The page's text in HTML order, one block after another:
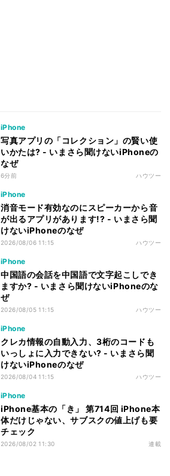
iPhone
写真アプリの「コレクション」の賢い使
いかたは? - いまさら聞けないiPhoneの
なぜ
6分前 ハウツー
iPhone
消音モード有効なのにスピーカーから音
が出るアプリがあります!? - いまさら聞
けないiPhoneのなぜ
2026/08/06 11:15 ハウツー
iPhone
中国語の会話を中国語で文字起こしでき
ますか? - いまさら聞けないiPhoneのな
ぜ
2026/08/05 11:15 ハウツー
iPhone
クレカ情報の自動入力、3桁のコードも
いっしょに入力できない? - いまさら聞
けないiPhoneのなぜ
2026/08/04 11:15 ハウツー
iPhone
iPhone基本の「き」 第714回 iPhone本
体だけじゃない、サブスクの値上げも要
チェック
2026/08/02 11:30 連載